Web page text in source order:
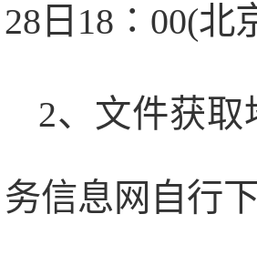
28日18∶00(北
2、文件获
务信息网自行